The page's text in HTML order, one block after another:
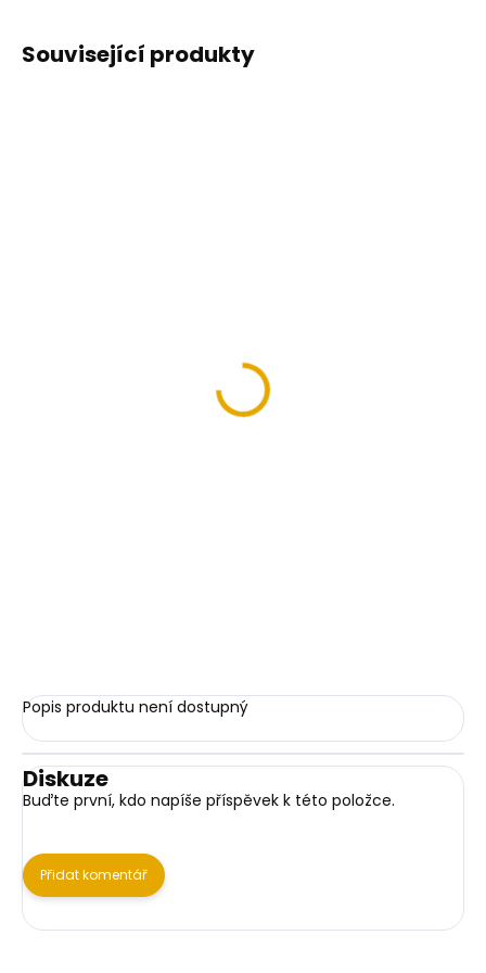
Související produkty
Popis produktu není dostupný
Diskuze
Buďte první, kdo napíše příspěvek k této položce.
Přidat komentář